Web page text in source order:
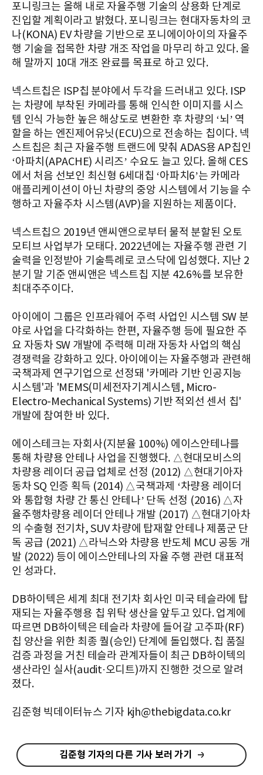
포니링크는 올해 내로 자율주행 기술의 상용화 단계로
진입할 계획이라고 밝혔다. 포니링크는 현대자동차의 코
나(KONA) EV 차량을 기반으로 포니에이아이의 자율주
행 기술을 접목한 차량 개조 작업을 마무리 하고 있다. 올
해 말까지 10대 개조 완료를 목표로 하고 있다.
넥스트칩은 ISP칩 분야에서 두각을 드러내고 있다. ISP
는 차량에 부착된 카메라를 통해 인식한 이미지를 시스
템 인식 가능한 높은 해상도로 변환한 후 차량의 ‘뇌’ 역
할을 하는 엔진제어유닛(ECU)으로 전송하는 칩이다. 넥
스트칩은 최근 자율주행 트랜드에 맞춰 ADAS용 AP칩인
‘아파치(APACHE) 시리즈’ 수요도 늘고 있다. 올해 CES
에서 처음 선보인 최신형 6세대칩 ‘아파치6’는 카메라
애플리케이션이 아닌 차량의 중앙 시스템에서 기능을 수
행하고 자율주차 시스템(AVP)을 지원하는 제품이다.
넥스트칩으 2019년 앤씨앤으로부터 물적 분할된 오토
모티브 사업부가 모태다. 2022년에는 자율주행 관련 기
술력을 인정받아 기술특례로 코스닥에 입성했다. 지난 2
분기 말 기준 앤씨앤은 넥스트칩 지분 42.6%를 보유한
최대주주이다.
아이에이 그룹은 인프라웨어 주력 사업인 시스템 SW 분
야로 사업을 다각화하는 한편, 자율주행 등에 필요한 주
요 자동차 SW 개발에 주력해 미래 자동차 사업의 핵심
경쟁력을 강화하고 있다. 아이에이는 자율주행과 관련해
국책과제 연구기업으로 선정돼 '카메라 기반 인공지능
시스템'과 'MEMS(미세전자기계시스템, Micro-
Electro-Mechanical Systems) 기반 적외선 센서 칩'
개발에 참여한 바 있다.
에이스테크는 자회사(지분율 100%) 에이스안테나를
통해 차량용 안테나 사업을 진행했다. △현대모비스의
차량용 레이더 공급 업체로 선정 (2012) △현대기아자
동차 SQ 인증 획득 (2014) △국책과제 ‘차량용 레이더
와 통합형 차량 간 통신 안테나’ 단독 선정 (2016) △자
율주행차량용 레이더 안테나 개발 (2017) △현대기아차
의 수출형 전기차, SUV 차량에 탑재할 안테나 제품군 단
독 공급 (2021) △라닉스와 차량용 반도체 MCU 공동 개
발 (2022) 등이 에이스안테나의 자율 주행 관련 대표적
인 성과다.
DB하이텍은 세계 최대 전기차 회사인 미국 테슬라에 탑
재되는 자율주행용 칩 위탁 생산을 앞두고 있다. 업계에
따르면 DB하이텍은 테슬라 차량에 들어갈 고주파(RF)
칩 양산을 위한 최종 퀄(승인) 단계에 돌입했다. 칩 품질
검증 과정을 거친 테슬라 관계자들이 최근 DB하이텍의
생산라인 실사(audit·오디트)까지 진행한 것으로 알려
졌다.
김준형 빅데이터뉴스 기자 kjh@thebigdata.co.kr
김준형 기자의 다른 기사 보러 가기